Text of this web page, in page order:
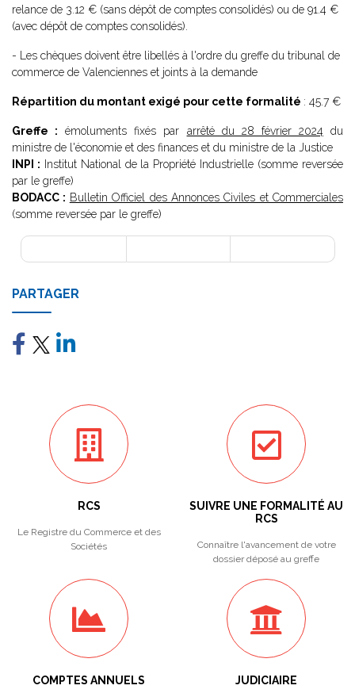
relance de 3.12 € (sans dépôt de comptes consolidés) ou de 91.4 €
(avec dépôt de comptes consolidés).
- Les chèques doivent être libellés à l'ordre du greffe du tribunal de
commerce de Valenciennes et joints à la demande
Répartition du montant exigé pour cette formalité : 45.7 €
Greffe : émoluments fixés par arrêté du 28 février 2024 du
ministre de l'économie et des finances et du ministre de la Justice
INPI : Institut National de la Propriété Industrielle (somme reversée
par le greffe)
BODACC : Bulletin Officiel des Annonces Civiles et Commerciales
(somme reversée par le greffe)
PARTAGER
RCS
Le Registre du Commerce et des
Sociétés
SUIVRE UNE FORMALITÉ AU
RCS
Connaître l'avancement de votre
dossier déposé au greffe
COMPTES ANNUELS JUDICIAIRE